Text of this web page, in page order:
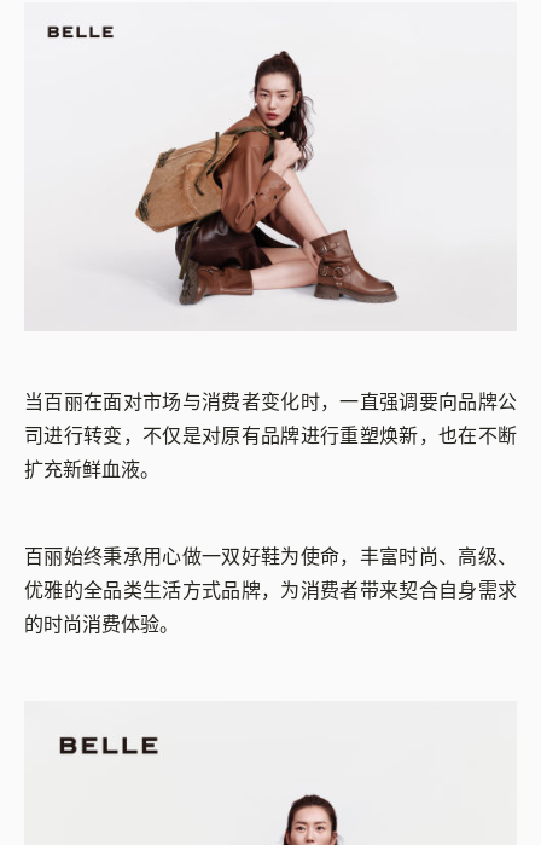
当百丽在面对市场与消费者变化时，一直强调要向品牌公
司进行转变，不仅是对原有品牌进行重塑焕新，也在不断
扩充新鲜血液。
百丽始终秉承用心做一双好鞋为使命，丰富时尚、高级、
优雅的全品类生活方式品牌，为消费者带来契合自身需求
的时尚消费体验。